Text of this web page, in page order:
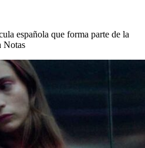
española que forma parte de la
Notas